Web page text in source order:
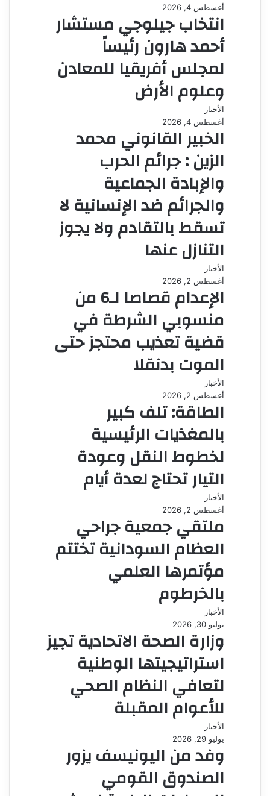
أغسطس 4, 2026
انتخاب جيلوجي مستشار
أحمد هارون رئيساً
لمجلس أفريقيا للمعادن
وعلوم الأرض
الأخبار
أغسطس 4, 2026
الخبير القانوني محمد
الزين : جرائم الحرب
والإبادة الجماعية
والجرائم ضد الإنسانية لا
تسقط بالتقادم ولا يجوز
التنازل عنها
الأخبار
أغسطس 2, 2026
الإعدام قصاصا لـ6 من
منسوبي الشرطة في
قضية تعذيب محتجز حتى
الموت بدنقلا
الأخبار
أغسطس 2, 2026
الطاقة: تلف كبير
بالمغذيات الرئيسية
لخطوط النقل وعودة
التيار تحتاج لعدة أيام
الأخبار
أغسطس 2, 2026
ملتقي جمعية جراحي
العظام السودانية تختتم
مؤتمرها العلمي
بالخرطوم
الأخبار
يوليو 30, 2026
وزارة الصحة الاتحادية تجيز
استراتيجيتها الوطنية
لتعافي النظام الصحي
للأعوام المقبلة
الأخبار
يوليو 29, 2026
وفد من اليونيسف يزور
الصندوق القومي